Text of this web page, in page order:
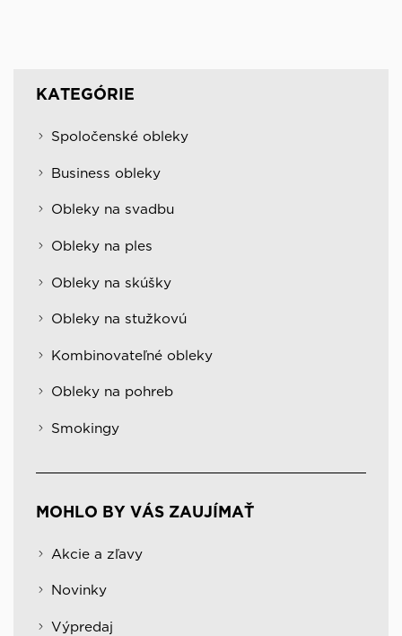
KATEGÓRIE
Spoločenské obleky
Business obleky
Obleky na svadbu
Obleky na ples
Obleky na skúšky
Obleky na stužkovú
Kombinovateľné obleky
Obleky na pohreb
Smokingy
MOHLO BY VÁS ZAUJÍMAŤ
Akcie a zľavy
Novinky
Výpredaj